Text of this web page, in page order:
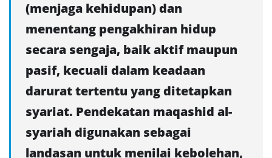
(menjaga kehidupan) dan
menentang pengakhiran hidup
secara sengaja, baik aktif maupun
pasif, kecuali dalam keadaan
darurat tertentu yang ditetapkan
syariat. Pendekatan maqashid al-
syariah digunakan sebagai
landasan untuk menilai kebolehan,